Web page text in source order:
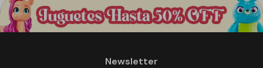
Newsletter